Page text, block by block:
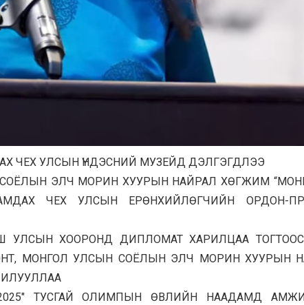
ЧЕХ УЛСЫН ҮНДЭСНИЙ МУЗЕЙД ДЭЛГЭГДЛЭЭ
СОЁЛЫН ЭЛЧ МОРИН ХУУРЫН НАЙРАЛ ХӨГЖИМ
ЧЕХ УЛСЫН ЕРӨНХИЙЛӨГЧИЙН ОРДОН-
УЛСЫН ХООРОНД ДИПЛОМАТ ХАРИЛЦАА
МОНГОЛ УЛСЫН СОЁЛЫН ЭЛЧ МОРИН ХУУРЫН
ТУСГАЙ ОЛИМПЫН ӨВЛИЙН НААДАМД